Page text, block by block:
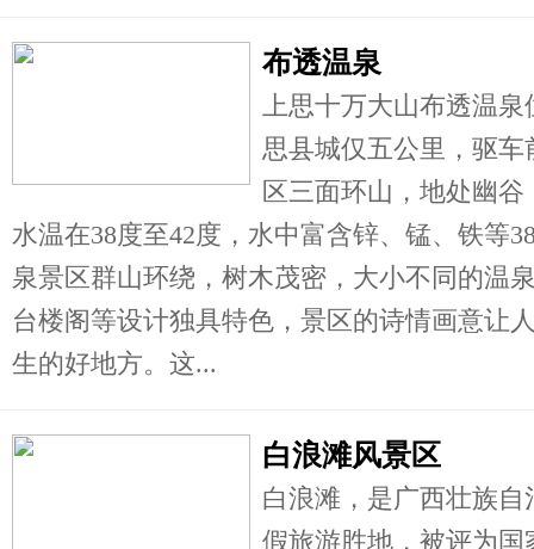
布透温泉
上思十万大山布透温
思县城仅五公里，驱
区三面环山，地处幽
水温在38度至42度，水中富含锌、锰、铁等
泉景区群山环绕，树木茂密，大小不同的温
台楼阁等设计独具特色，景区的诗情画意让
生的好地方。这...
白浪滩风景区
白浪滩，是广西壮族
假旅游胜地，被评为